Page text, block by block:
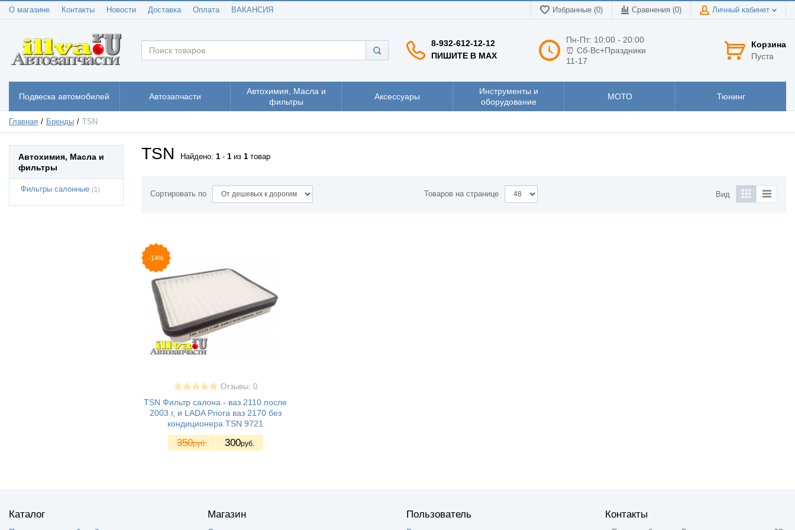
О магазине Контакты Новости Доставка Оплата ВАКАНСИЯ Избранные (0) Сравнения (0) Личный кабинет
8-932-612-12-12
ПИШИТЕ В MAX
Пн-Пт: 10:00 - 20:00
⏰ Сб-Вс+Праздники
11-17
Корзина
Пуста
Подвеска автомобилей Автозапчасти
Автохимия, Масла и
фильтры
Аксессуары
Инструменты и
оборудование
МОТО Тюнинг
Главная Бренды TSN
Автохимия, Масла и
фильтры
Фильтры салонные (1)
TSN Найдено: 1 - 1 из 1 товар
Сортировать по Товаров на странице Вид
-14%
Отзывы: 0
TSN Фильтр салона - ваз 2110 после
2003 г, и LADA Priora ваз 2170 без
кондиционера TSN 9721
350руб. 300руб.
Каталог Магазин Пользователь Контакты